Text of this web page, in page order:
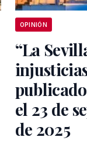
OPINIÓN
“La
el 23 de
de 2025